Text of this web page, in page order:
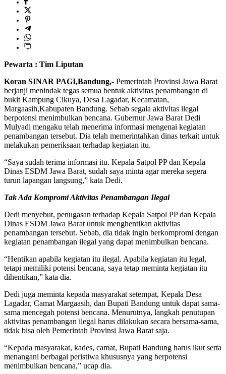
Pewarta : Tim Liputan
Koran SINAR PAGI,Bandung,- Pemerintah Provinsi Jawa Barat
berjanji menindak tegas semua bentuk aktivitas penambangan di
bukit Kampung Cikuya, Desa Lagadar, Kecamatan,
Margaasih,Kabupaten Bandung. Sebab segala aktivitas ilegal
berpotensi menimbulkan bencana. Gubernur Jawa Barat Dedi
Mulyadi mengaku telah menerima informasi mengenai kegiatan
penambangan tersebut. Dia telah memerintahkan dinas terkait untuk
melakukan pemeriksaan terhadap kegiatan itu.
“Saya sudah terima informasi itu. Kepala Satpol PP dan Kepala
Dinas ESDM Jawa Barat, sudah saya minta agar mereka segera
turun lapangan langsung,” kata Dedi.
Tak Ada Kompromi Aktivitas Penambangan Ilegal
Dedi menyebut, penugasan terhadap Kepala Satpol PP dan Kepala
Dinas ESDM Jawa Barat untuk menghentikan aktivitas
penambangan tersebut. Sebab, dia tidak ingin berkompromi dengan
kegiatan penambangan ilegal yang dapat menimbulkan bencana.
“Hentikan apabila kegiatan itu ilegal. Apabila kegiatan itu legal,
tetapi memiliki potensi bencana, saya tetap meminta kegiatan itu
dihentikan,” kata dia.
Dedi juga meminta kepada masyarakat setempat, Kepala Desa
Lagadar, Camat Margaasih, dan Bupati Bandung untuk dapat sama-
sama mencegah potensi bencana. Menurutnya, langkah penutupan
aktivitas penambangan ilegal harus dilakukan secara bersama-sama,
tidak bisa oleh Pemerintah Provinsi Jawa Barat saja.
“Kepada masyarakat, kades, camat, Bupati Bandung harus ikut serta
menangani berbagai peristiwa khususnya yang berpotensi
menimbulkan bencana,” ucap dia.